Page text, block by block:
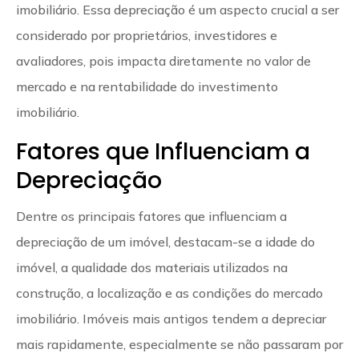
imobiliário. Essa depreciação é um aspecto crucial a ser
considerado por proprietários, investidores e
avaliadores, pois impacta diretamente no valor de
mercado e na rentabilidade do investimento
imobiliário.
Fatores que Influenciam a
Depreciação
Dentre os principais fatores que influenciam a
depreciação de um imóvel, destacam-se a idade do
imóvel, a qualidade dos materiais utilizados na
construção, a localização e as condições do mercado
imobiliário. Imóveis mais antigos tendem a depreciar
mais rapidamente, especialmente se não passaram por